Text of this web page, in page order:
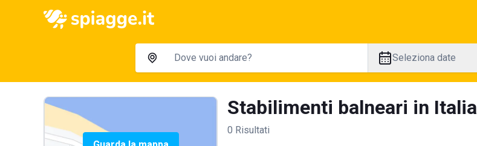
Seleziona date
Stabilimenti balneari in Italia
0 Risultati